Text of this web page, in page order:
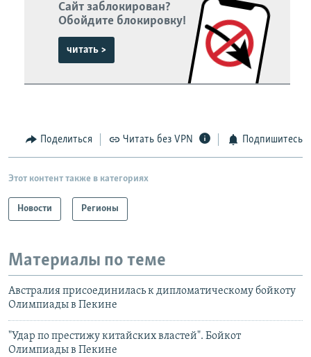
Сайт заблокирован?
Обойдите блокировку!
читать >
Поделиться Читать без VPN Подпишитесь
Этот контент также в категориях
Новости Регионы
Материалы по теме
Австралия присоединилась к дипломатическому бойкоту
Олимпиады в Пекине
"Удар по престижу китайских властей". Бойкот
Олимпиады в Пекине